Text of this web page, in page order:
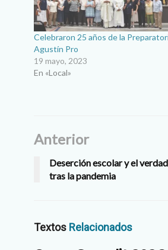
Celebraron 25 años de la
Agustín Pro
19 mayo, 2023
En «Local»
Anterior
Deserción escolar y el
tras la pandemia
Textos Relacionados